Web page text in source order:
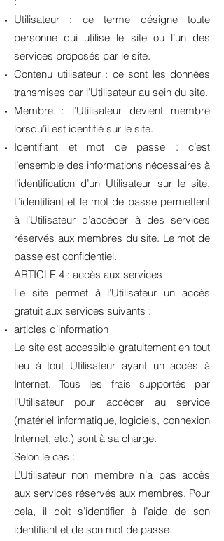
Utilisateur : ce terme désigne toute
personne qui utilise le site ou l’un des
services proposés par le site.
Contenu utilisateur : ce sont les données
transmises par l’Utilisateur au sein du site.
Membre : l’Utilisateur devient membre
lorsqu’il est identifié sur le site.
Identifiant et mot de passe : c’est
l’ensemble des informations nécessaires à
l’identification d’un Utilisateur sur le site.
L’identifiant et le mot de passe permettent
à l’Utilisateur d’accéder à des services
réservés aux membres du site. Le mot de
passe est confidentiel.
ARTICLE 4 : accès aux services
Le site permet à l’Utilisateur un accès
gratuit aux services suivants :
articles d’information
Le site est accessible gratuitement en tout
lieu à tout Utilisateur ayant un accès à
Internet. Tous les frais supportés par
l’Utilisateur pour accéder au service
(matériel informatique, logiciels, connexion
Internet, etc.) sont à sa charge.
Selon le cas :
L’Utilisateur non membre n’a pas accès
aux services réservés aux membres. Pour
cela, il doit s’identifier à l’aide de son
identifiant et de son mot de passe.